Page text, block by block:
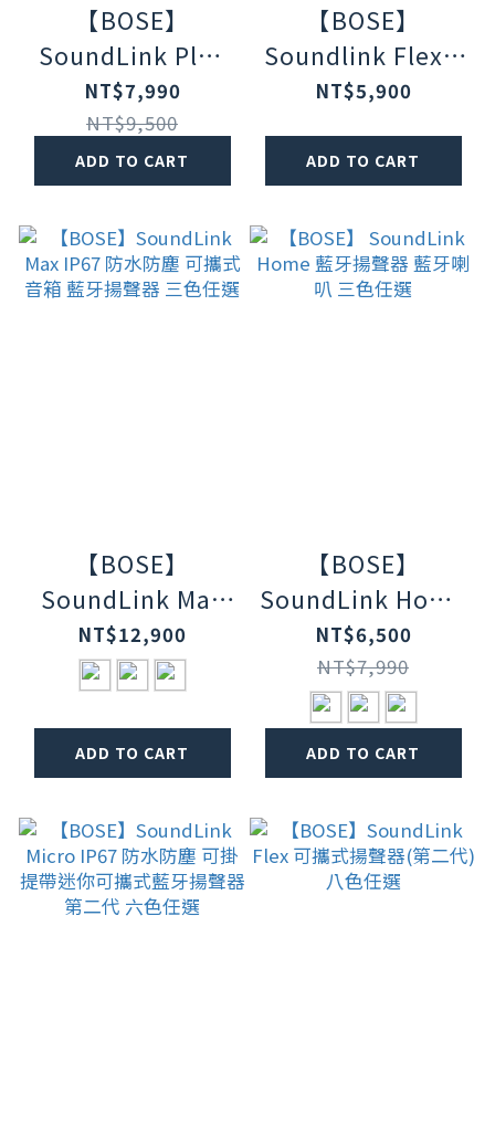
【BOSE】
SoundLink Plus
IP67 防水防塵 可
攜式音箱 藍牙揚聲
器 落日暖桃
NT$7,990
NT$9,500
ADD TO CART
【BOSE】
Soundlink Flex Ⅱ
防水防塵IP67 織
藍牙揚聲器 落日暖
桃 (第二代)
NT$5,900
ADD TO CART
【BOSE】
SoundLink Max
IP67 防水防塵 可
攜式音箱 藍牙揚聲
NT$12,900
ADD TO CART
【BOSE】
SoundLink Home
藍牙揚聲器 藍牙喇
叭 三色任選
NT$6,500
NT$7,990
ADD TO CART